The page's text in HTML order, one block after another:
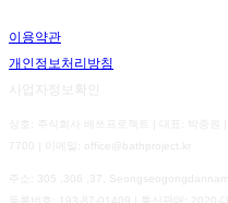
이용약관
개인정보처리방침
사업자정보확인
상호: 주식회사 배쓰프로젝트 | 대표: 박종
7700 | 이메일: office@bathproject.kr
주소: 305 ,306 ,37,
193-87-01409 2020-